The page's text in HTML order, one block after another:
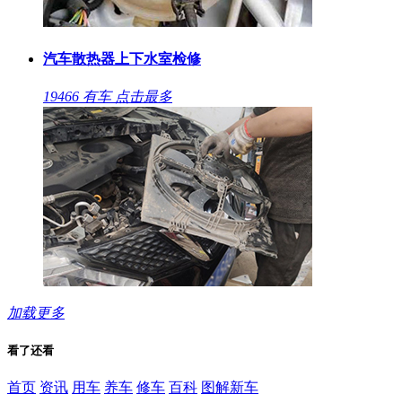
汽车散热器上下水室检修
19466 有车 点击最多
加载更多
看了还看
首页 资讯 用车 养车 修车 百科 图解新车